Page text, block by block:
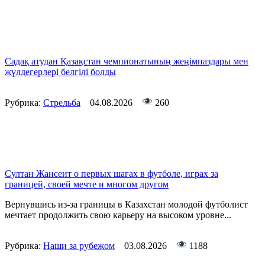
Садақ атудан Қазақстан чемпионатының жеңімпаздары мен
жүлдегерлері белгілі болды
Рубрика: Стрельба 04.08.2026 260
Султан Жансеит о первых шагах в футболе, играх за
границей, своей мечте и многом другом
Вернувшись из-за границы в Казахстан молодой футболист
мечтает продолжить свою карьеру на высоком уровне...
Рубрика: Наши за рубежом 03.08.2026 1188